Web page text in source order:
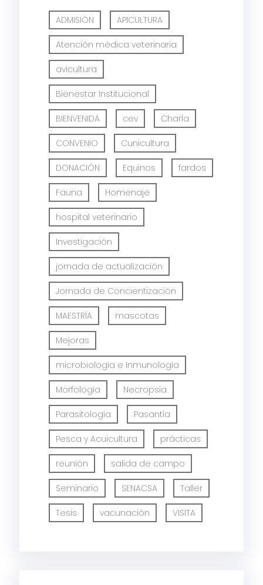
ADMISIÓN APICULTURA
Atención médica veterinaria
avicultura
Bienestar Institucional
BIENVENIDA cev Charla
CONVENIO Cunicultura
DONACIÓN Equinos fardos
Fauna Homenaje
hospital veterinario
Investigación
jornada de actualización
Jornada de Concientización
MAESTRÍA mascotas
Mejoras
microbiología e Inmunología
Morfología Necropsia
Parasitología Pasantía
Pesca y Acuicultura prácticas
reunión salida de campo
Seminario SENACSA Taller
Tesis vacunación VISITA